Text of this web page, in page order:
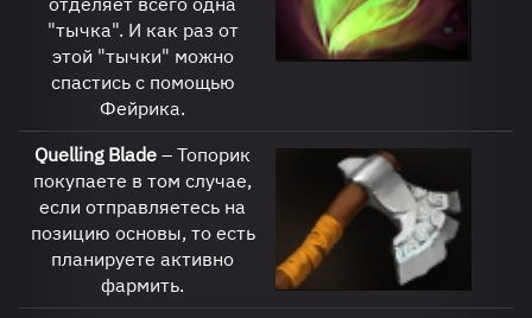
"тычка". И как раз от
этой "тычки" можно
спастись с помощью
Фейрика.
Quelling Blade – Топорик
покупаете в том случае,
если отправляетесь на
позицию основы, то есть
планируете активно
фармить.